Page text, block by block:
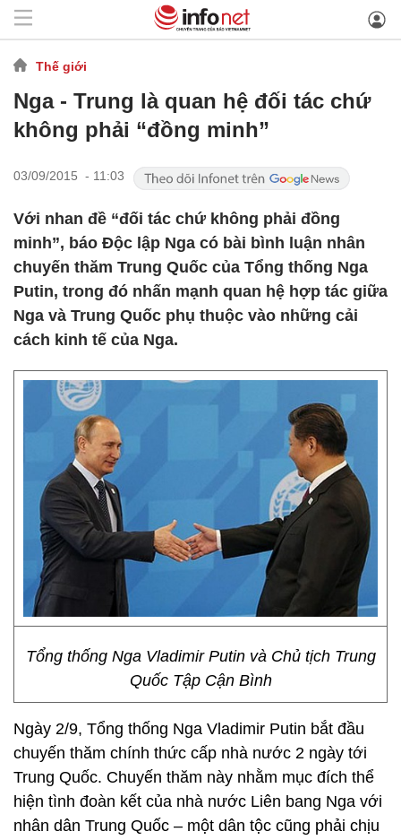
Thế giới
Nga - Trung là quan hệ đối tác chứ
không phải “đồng minh”
03/09/2015 - 11:03
Với nhan đề “đối tác chứ không phải đồng
minh”, báo Độc lập Nga có bài bình luận nhân
chuyến thăm Trung Quốc của Tổng thống Nga
Putin, trong đó nhấn mạnh quan hệ hợp tác giữa
Nga và Trung Quốc phụ thuộc vào những cải
cách kinh tế của Nga.
Tổng thống Nga Vladimir Putin và Chủ tịch Trung
Quốc Tập Cận Bình
Ngày 2/9, Tổng thống Nga Vladimir Putin bắt đầu
chuyến thăm chính thức cấp nhà nước 2 ngày tới
Trung Quốc. Chuyến thăm này nhằm mục đích thể
hiện tình đoàn kết của nhà nước Liên bang Nga với
nhân dân Trung Quốc – một dân tộc cũng phải chịu